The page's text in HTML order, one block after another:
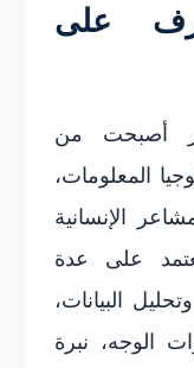
على
أصبحت من
المعلومات،
الإنسانية
على عدة
البيانات،
الوجه، نبرة